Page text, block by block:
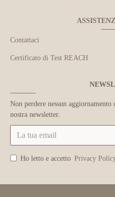
Contattaci
Certificato di Test REACH
Non perdere nessun
nostra newsletter.
Ho letto e accetto Privacy